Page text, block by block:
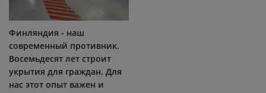
Финляндия - наш
современный противник.
Восемьдесят лет строит
укрытия для граждан. Для
нас этот опыт важен и